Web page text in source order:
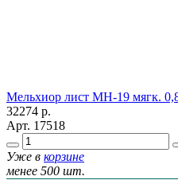
Мельхиор лист МН-19 мягк.
32274 р.
Арт. 17518
Уже в корзине
менее 500 шт.